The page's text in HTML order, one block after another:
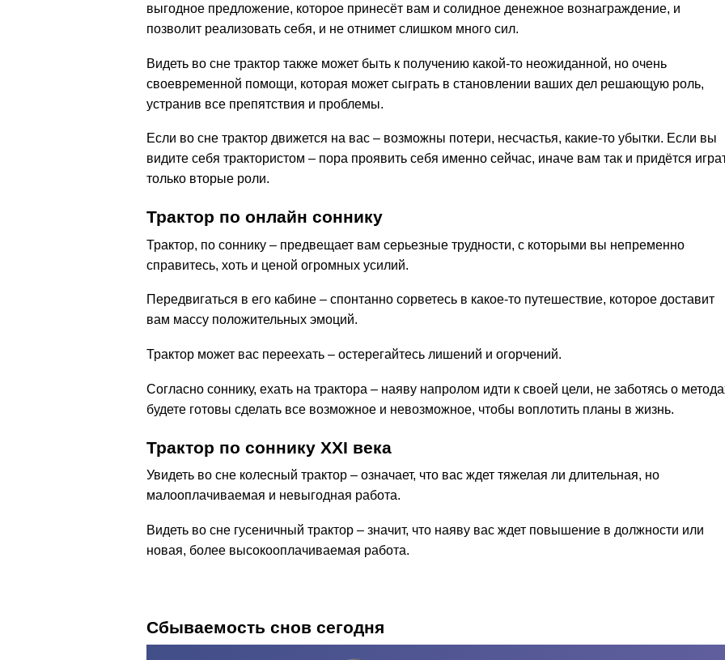
выгодное предложение, которое принесёт вам и солидное денежное вознаграждение, и
позволит реализовать себя, и не отнимет слишком много сил.
Видеть во сне трактор также может быть к получению какой-то неожиданной, но очень
своевременной помощи, которая может сыграть в становлении ваших дел решающую роль,
устранив все препятствия и проблемы.
Если во сне трактор движется на вас – возможны потери, несчастья, какие-то убытки. Если вы
видите себя трактористом – пора проявить себя именно сейчас, иначе вам так и придётся
только вторые роли.
Трактор по онлайн соннику
Трактор, по соннику – предвещает вам серьезные трудности, с которыми вы непременно
справитесь, хоть и ценой огромных усилий.
Передвигаться в его кабине – спонтанно сорветесь в какое-то путешествие, которое доставит
вам массу положительных эмоций.
Трактор может вас переехать – остерегайтесь лишений и огорчений.
Согласно соннику, ехать на трактора – наяву напролом идти к своей цели, не заботясь о
будете готовы сделать все возможное и невозможное, чтобы воплотить планы в жизнь.
Трактор по соннику ХХІ века
Увидеть во сне колесный трактор – означает, что вас ждет тяжелая ли длительная, но
малооплачиваемая и невыгодная работа.
Видеть во сне гусеничный трактор – значит, что наяву вас ждет повышение в должности или
новая, более высокооплачиваемая работа.
Сбываемость снов сегодня